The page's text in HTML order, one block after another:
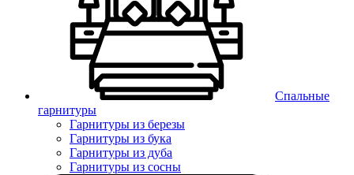
Спальные
гарнитуры
Гарнитуры из березы
Гарнитуры из бука
Гарнитуры из дуба
Гарнитуры из сосны